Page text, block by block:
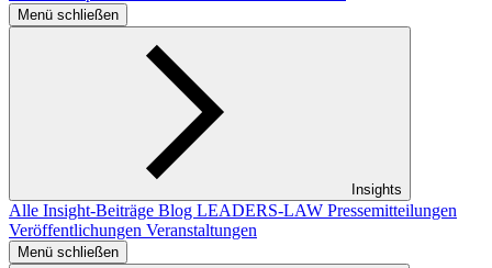
Menü schließen
Insights
Alle Insight-Beiträge Blog LEADERS-LAW Pressemitteilungen
Veröffentlichungen Veranstaltungen
Menü schließen